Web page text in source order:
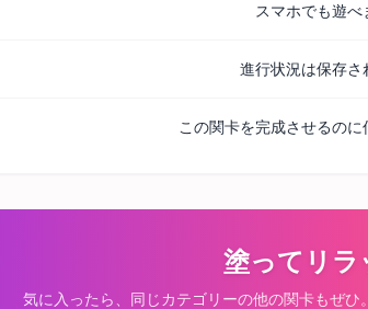
スマホでも遊べ
進行状況は保存さ
この関卡を完成させるのに
塗ってリラ
気に入ったら、同じカテゴリーの他の関卡もぜひ